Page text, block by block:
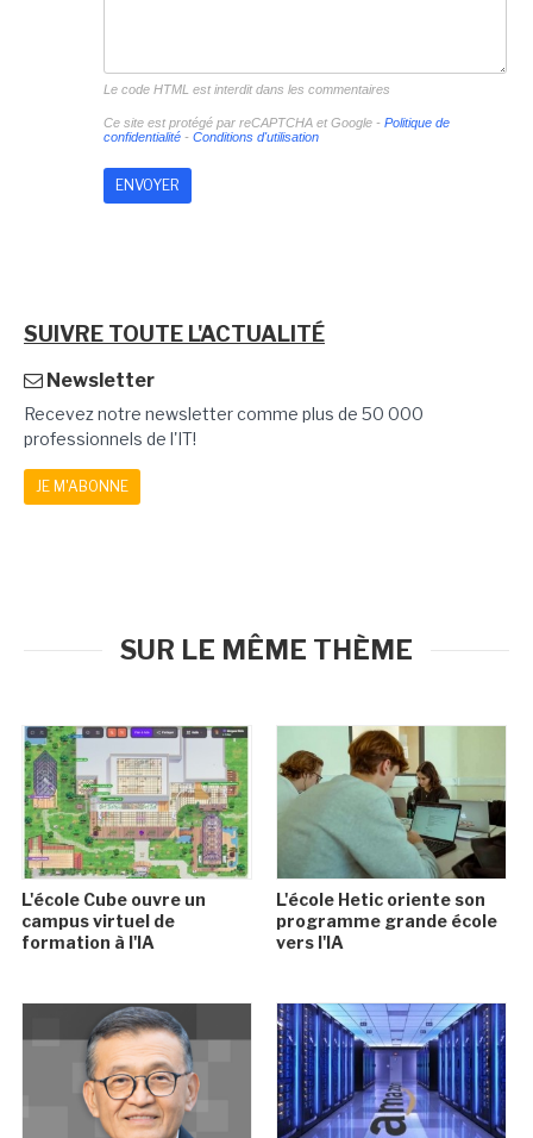
Le code HTML est interdit dans les commentaires
Ce site est protégé par reCAPTCHA et Google - Politique de
confidentialité- Conditions d'utilisation
SUIVRE TOUTE L'ACTUALITÉ
Newsletter
Recevez notre newsletter comme plus de 50 000
professionnels de l'IT!
JE M'ABONNE
SUR LE MÊME THÈME
L'école Cube ouvre un
campus virtuel de
formation à l'IA
L'école Hetic oriente son
programme grande école
vers l'IA